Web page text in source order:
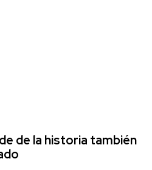
de la historia también